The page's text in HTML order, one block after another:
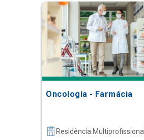
Oncologia - Farmácia
Residência Multiprofissional